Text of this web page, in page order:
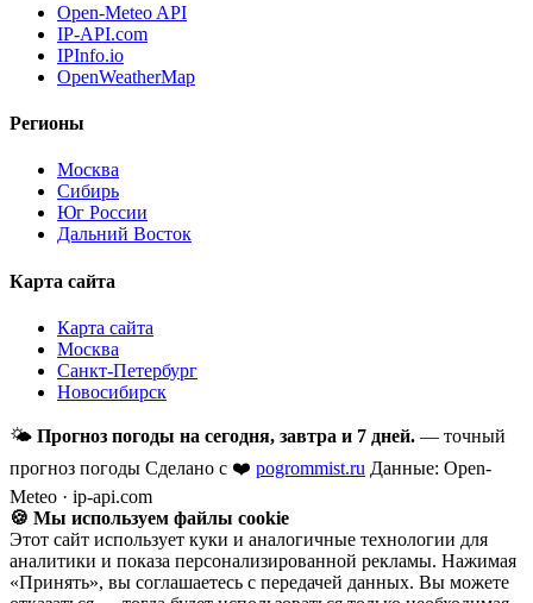
Open-Meteo API
IP-API.com
IPInfo.io
OpenWeatherMap
Регионы
Москва
Сибирь
Юг России
Дальний Восток
Карта сайта
Карта сайта
Москва
Санкт-Петербург
Новосибирск
🌤 Прогноз погоды на сегодня, завтра и 7 дней. — точный
прогноз погоды Сделано с ❤️ pogrommist.ru Данные: Open-
Meteo · ip-api.com
🍪 Мы используем файлы cookie
Этот сайт использует куки и аналогичные технологии для
аналитики и показа персонализированной рекламы. Нажимая
«Принять», вы соглашаетесь с передачей данных. Вы можете